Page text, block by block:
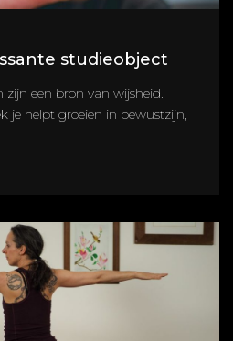
studieobject
zijn een bron van wijsheid.
je helpt groeien in bewustzijn,